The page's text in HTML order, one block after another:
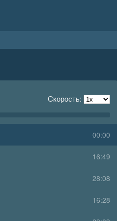
Скорость:
00:00
16:49
28:08
16:28